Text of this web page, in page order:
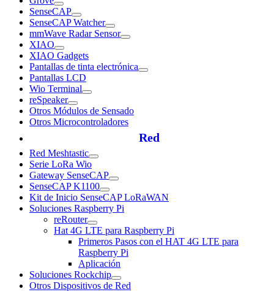
SenseCAP
SenseCAP Watcher
mmWave Radar Sensor
XIAO
XIAO Gadgets
Pantallas de tinta electrónica
Pantallas LCD
Wio Terminal
reSpeaker
Otros Módulos de Sensado
Otros Microcontroladores
Red
Red Meshtastic
Serie LoRa Wio
Gateway SenseCAP
SenseCAP K1100
Kit de Inicio SenseCAP LoRaWAN
Soluciones Raspberry Pi
reRouter
Hat 4G LTE para Raspberry Pi
Primeros Pasos con el HAT 4G LTE para
Raspberry Pi
Aplicación
Soluciones Rockchip
Otros Dispositivos de Red